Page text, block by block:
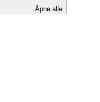
Åpne alle